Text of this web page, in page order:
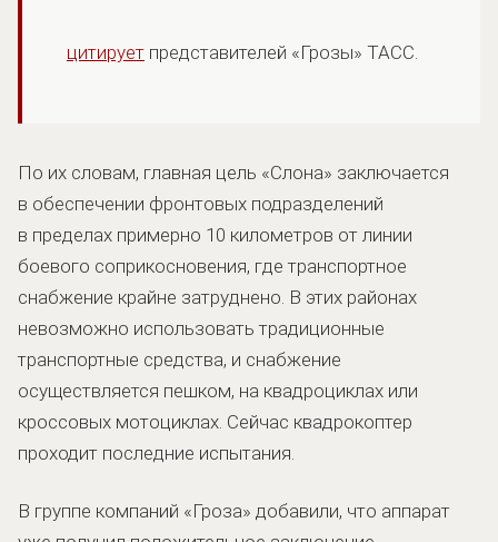
цитирует представителей «Грозы» ТАСС.
По их словам, главная цель «Слона» заключается
в обеспечении фронтовых подразделений
в пределах примерно 10 километров от линии
боевого соприкосновения, где транспортное
снабжение крайне затруднено. В этих районах
невозможно использовать традиционные
транспортные средства, и снабжение
осуществляется пешком, на квадроциклах или
кроссовых мотоциклах. Сейчас квадрокоптер
проходит последние испытания.
В группе компаний «Гроза» добавили, что аппарат